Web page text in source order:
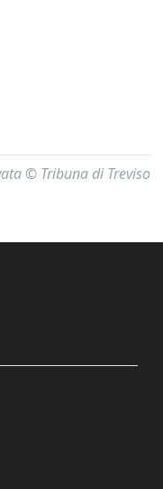
© Tribuna di Treviso